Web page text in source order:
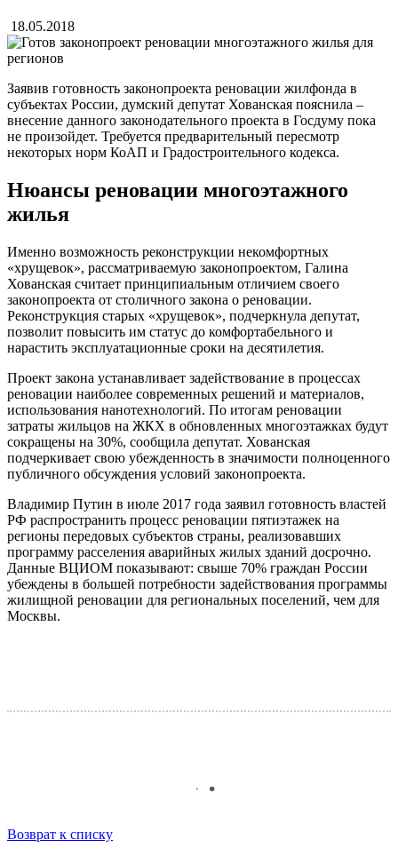
18.05.2018
Заявив готовность законопроекта реновации жилфонда в
субъектах России, думский депутат Хованская пояснила –
внесение данного законодательного проекта в Госдуму пока
не произойдет. Требуется предварительный пересмотр
некоторых норм КоАП и Градостроительного кодекса.
Нюансы реновации многоэтажного
жилья
Именно возможность реконструкции некомфортных
«хрущевок», рассматриваемую законопроектом, Галина
Хованская считает принципиальным отличием своего
законопроекта от столичного закона о реновации.
Реконструкция старых «хрущевок», подчеркнула депутат,
позволит повысить им статус до комфортабельного и
нарастить эксплуатационные сроки на десятилетия.
Проект закона устанавливает задействование в процессах
реновации наиболее современных решений и материалов,
использования нанотехнологий. По итогам реновации
затраты жильцов на ЖКХ в обновленных многоэтажках будут
сокращены на 30%, сообщила депутат. Хованская
подчеркивает свою убежденность в значимости полноценного
публичного обсуждения условий законопроекта.
Владимир Путин в июле 2017 года заявил готовность властей
РФ распространить процесс реновации пятиэтажек на
регионы передовых субъектов страны, реализовавших
программу расселения аварийных жилых зданий досрочно.
Данные ВЦИОМ показывают: свыше 70% граждан России
убеждены в большей потребности задействования программы
жилищной реновации для региональных поселений, чем для
Москвы.
Возврат к списку